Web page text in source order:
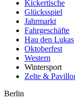
Kickertische
Glücksspiel
Jahrmarkt
Fahrgeschäfte
Hau den Lukas
Oktoberfest
Western
Wintersport
Zelte &
Berlin